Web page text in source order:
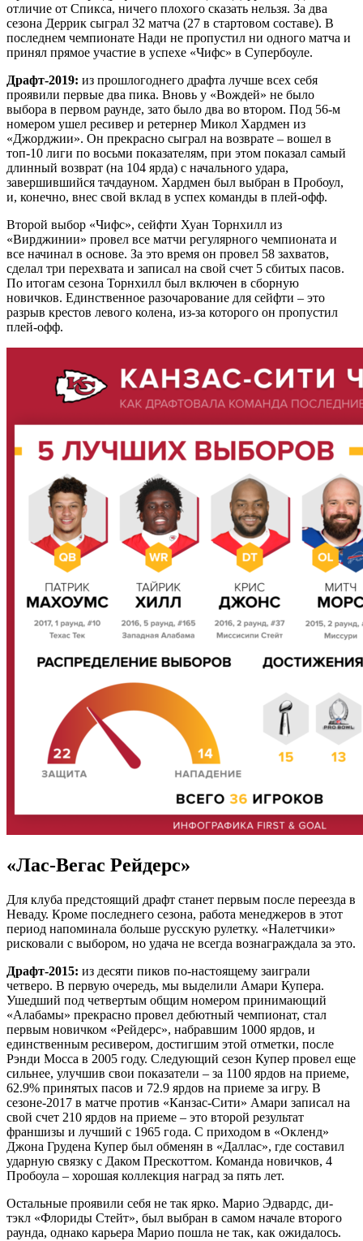
отличие от Спикса, ничего плохого сказать нельзя. За два
сезона Деррик сыграл 32 матча (27 в стартовом составе). В
последнем чемпионате Нади не пропустил ни одного матча и
принял прямое участие в успехе «Чифс» в Супербоуле.
Драфт-2019: из прошлогоднего драфта лучше всех себя
проявили первые два пика. Вновь у «Вождей» не было
выбора в первом раунде, зато было два во втором. Под 56-м
номером ушел ресивер и ретернер Микол Хардмен из
«Джорджии». Он прекрасно сыграл на возврате – вошел в
топ-10 лиги по восьми показателям, при этом показал самый
длинный возврат (на 104 ярда) с начального удара,
завершившийся тачдауном. Хардмен был выбран в Пробоул,
и, конечно, внес свой вклад в успех команды в плей-офф.
Второй выбор «Чифс», сейфти Хуан Торнхилл из
«Вирджинии» провел все матчи регулярного чемпионата и
все начинал в основе. За это время он провел 58 захватов,
сделал три перехвата и записал на свой счет 5 сбитых пасов.
По итогам сезона Торнхилл был включен в сборную
новичков. Единственное разочарование для сейфти – это
разрыв крестов левого колена, из-за которого он пропустил
плей-офф.
«Лас-Вегас Рейдерс»
Для клуба предстоящий драфт станет первым после переезда в
Неваду. Кроме последнего сезона, работа менеджеров в этот
период напоминала больше русскую рулетку. «Налетчики»
рисковали с выбором, но удача не всегда вознаграждала за это.
Драфт-2015: из десяти пиков по-настоящему заиграли
четверо. В первую очередь, мы выделили Амари Купера.
Ушедший под четвертым общим номером принимающий
«Алабамы» прекрасно провел дебютный чемпионат, стал
первым новичком «Рейдерс», набравшим 1000 ярдов, и
единственным ресивером, достигшим этой отметки, после
Рэнди Мосса в 2005 году. Следующий сезон Купер провел еще
сильнее, улучшив свои показатели – за 1100 ярдов на приеме,
62.9% принятых пасов и 72.9 ярдов на приеме за игру. В
сезоне-2017 в матче против «Канзас-Сити» Амари записал на
свой счет 210 ярдов на приеме – это второй результат
франшизы и лучший с 1965 года. С приходом в «Окленд»
Джона Грудена Купер был обменян в «Даллас», где составил
ударную связку с Даком Прескоттом. Команда новичков, 4
Пробоула – хорошая коллекция наград за пять лет.
Остальные проявили себя не так ярко. Марио Эдвардс, ди-
тэкл «Флориды Стейт», был выбран в самом начале второго
раунда, однако карьера Марио пошла не так, как ожидалось.